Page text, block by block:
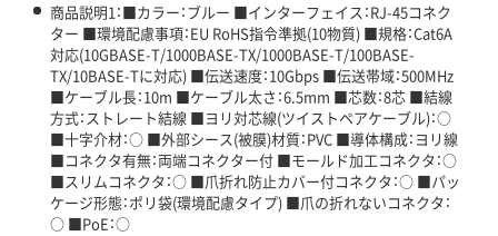
商品説明1：■カラー：ブルー ■インターフェイス：RJ-45コネク
ター ■環境配慮事項：EU RoHS指令準拠(10物質) ■規格：Cat6A
対応(10GBASE-T/1000BASE-TX/1000BASE-T/100BASE-
TX/10BASE-Tに対応) ■伝送速度：10Gbps ■伝送帯域：500MHz
■ケーブル長：10m ■ケーブル太さ：6.5mm ■芯数：8芯 ■結線
方式：ストレート結線 ■ヨリ対芯線(ツイストペアケーブル)：○
■十字介材：○ ■外部シース(被膜)材質：PVC ■導体構成：ヨリ線
■コネクタ有無：両端コネクター付 ■モールド加工コネクタ：○
■スリムコネクタ：○ ■爪折れ防止カバー付コネクタ：○ ■パッ
ケージ形態：ポリ袋(環境配慮タイプ) ■爪の折れないコネクタ：
○ ■PoE：○